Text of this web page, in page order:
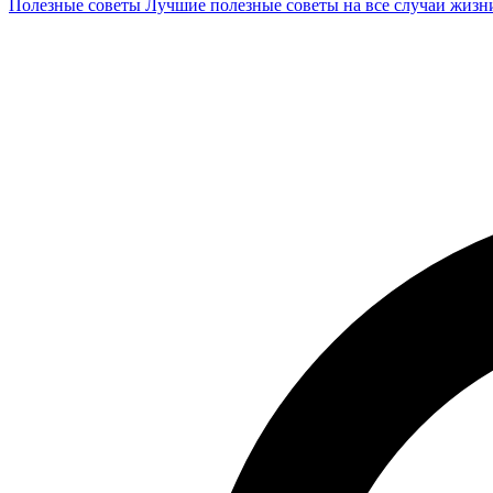
Полезные советы Лучшие полезные советы на все случаи